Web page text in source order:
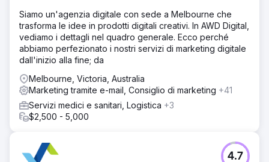
Siamo un'agenzia digitale con sede a Melbourne che
trasforma le idee in prodotti digitali creativi. In AWD Digital,
vediamo i dettagli nel quadro generale. Ecco perché
abbiamo perfezionato i nostri servizi di marketing digitale
dall'inizio alla fine; da
Melbourne, Victoria, Australia
Marketing tramite e-mail, Consiglio di marketing +41
Servizi medici e sanitari, Logistica +3
$2,500 - 5,000
4.7